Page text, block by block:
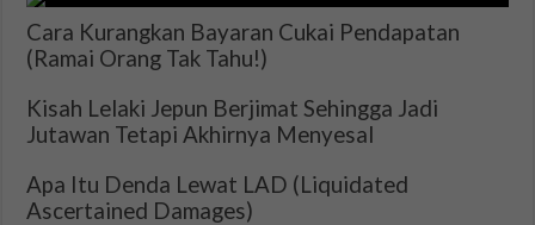
Cara Kurangkan Bayaran Cukai Pendapatan
(Ramai Orang Tak Tahu!)
Kisah Lelaki Jepun Berjimat Sehingga Jadi
Jutawan Tetapi Akhirnya Menyesal
Apa Itu Denda Lewat LAD (Liquidated
Ascertained Damages)